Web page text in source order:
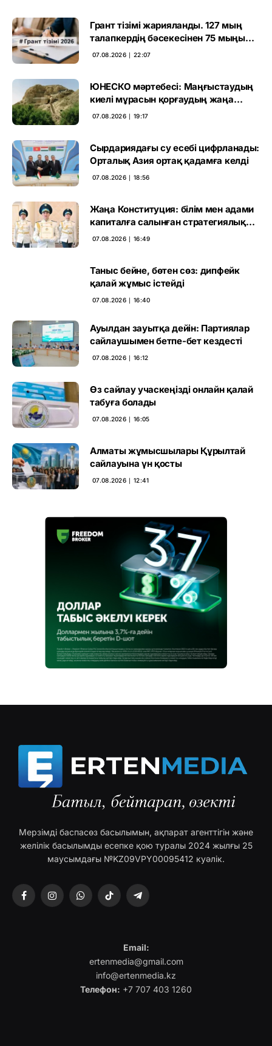
Грант тізімі жарияланды. 127 мың
талапкердің бәсекесінен 75 мыңы
өтті
07.08.2026 ∣ 22:07
ЮНЕСКО мәртебесі: Маңғыстаудың
киелі мұрасын қорғаудың жаңа
кезеңі басталды
07.08.2026 ∣ 19:17
Сырдариядағы су есебі цифрланады:
Орталық Азия ортақ қадамға келді
07.08.2026 ∣ 18:56
Жаңа Конституция: білім мен адами
капиталға салынған стратегиялық
негіз
07.08.2026 ∣ 16:49
Таныс бейне, бөтен сөз: дипфейк
қалай жұмыс істейді
07.08.2026 ∣ 16:40
Ауылдан зауытқа дейін: Партиялар
сайлаушымен бетпе-бет кездесті
07.08.2026 ∣ 16:12
Өз сайлау учаскеңізді онлайн қалай
табуға болады
07.08.2026 ∣ 16:05
Алматы жұмысшылары Құрылтай
сайлауына үн қосты
07.08.2026 ∣ 12:41
Мерзімді баспасөз басылымын, ақпарат агенттігін және
желілік басылымды есепке қою туралы 2024 жылғы 25
маусымдағы №KZ09VPY00095412 куәлік.
FacebookInstagramWhatsAppTikTok Telegram
Email:
ertenmedia@gmail.com
info@ertenmedia.kz
Телефон: +7 707 403 1260